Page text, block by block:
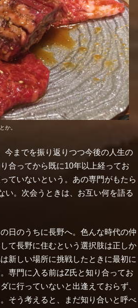
か。
今までを振り返りつつ今後の人生の
合ってから既に10年以上経ってお
ていないという。あの専門がもたら
い。次会うときは、お互い何を語る
日のうちに長野へ。色んな時代の仲
て長野に住むという選択肢は正しか
新しい場所に挑戦したときに最初に
専門に入る前はZ氏と知り合ってお
に行っていないと出逢えておらず、
そう考えると、まだ知り合いと呼べ